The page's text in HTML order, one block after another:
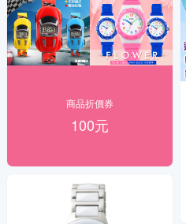
商品折價券
100元